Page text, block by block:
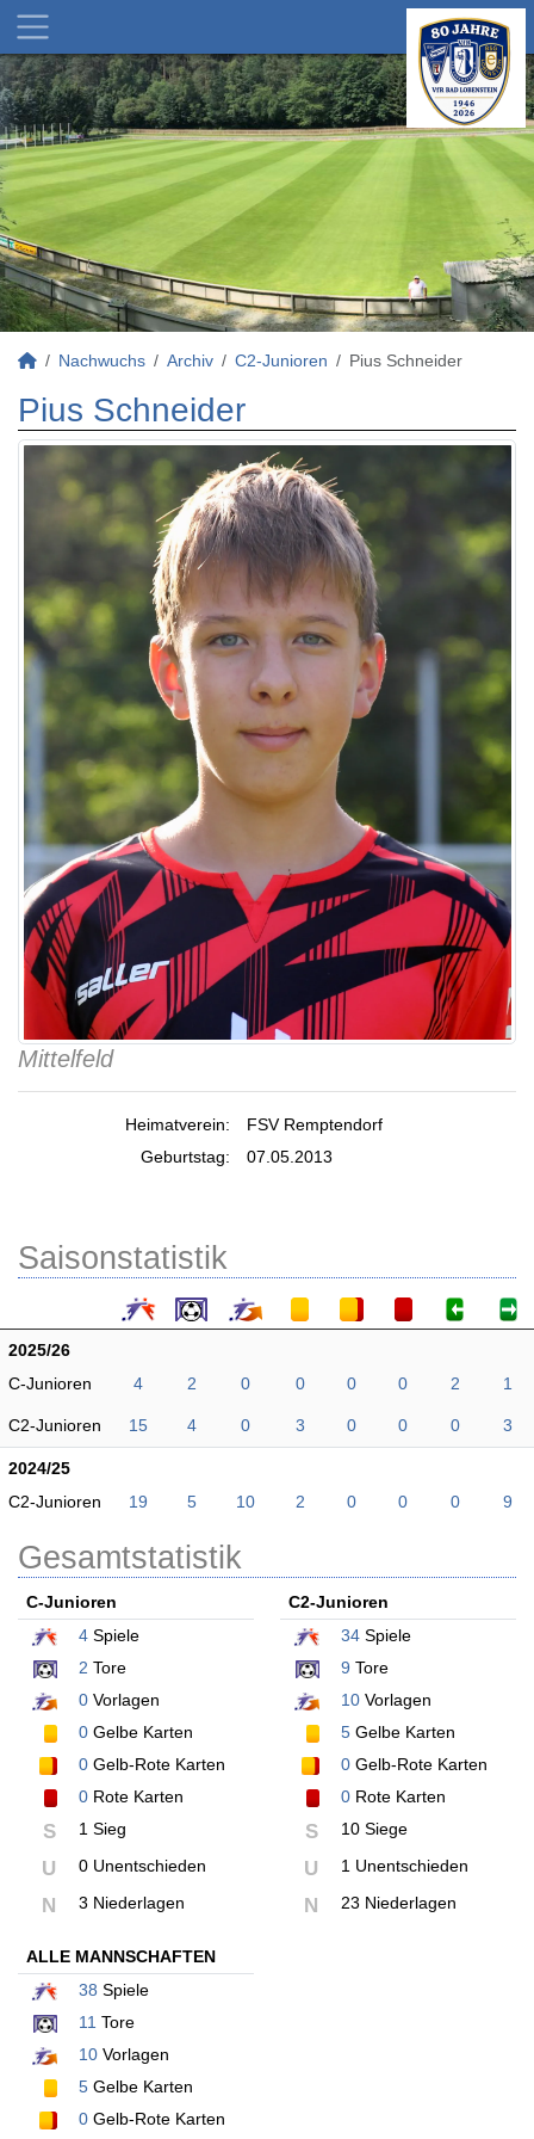
Nachwuchs Archiv C2-Junioren Pius Schneider
Pius Schneider
Mittelfeld
Heimatverein:
FSV Remptendorf
Geburtstag:
07.05.2013
Saisonstatistik
2025/26
C-Junioren
4 2 0 0 0 0 2 1
C2-Junioren 15 4 0 3 0 0 0 3
2024/25
C2-Junioren
19 5 10 2 0 0 0 9
Gesamtstatistik
C-Junioren
4 Spiele
2 Tore
0 Vorlagen
0 Gelbe Karten
0 Gelb-Rote Karten
0 Rote Karten
S 1 Sieg
U 0 Unentschieden
N 3 Niederlagen
C2-Junioren
34Spiele
9 Tore
10Vorlagen
5Gelbe Karten
0Gelb-Rote Karten
0Rote Karten
S 10 Siege
U 1 Unentschieden
N 23 Niederlagen
ALLE MANNSCHAFTEN
38 Spiele
11 Tore
10 Vorlagen
5 Gelbe Karten
0 Gelb-Rote Karten